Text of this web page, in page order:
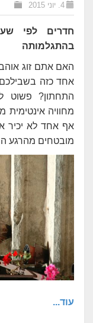
4. יוני 2015
חדרים לפי
בהתגלמותה
האם אתם זוג
אחד כזה
התחתון? פשוט
מחוויה
אף אחד לא יכיר
מובטחים מהרגע
עוד...